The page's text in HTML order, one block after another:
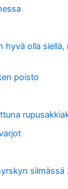
hyvä olla siellä,
poisto
silmässä